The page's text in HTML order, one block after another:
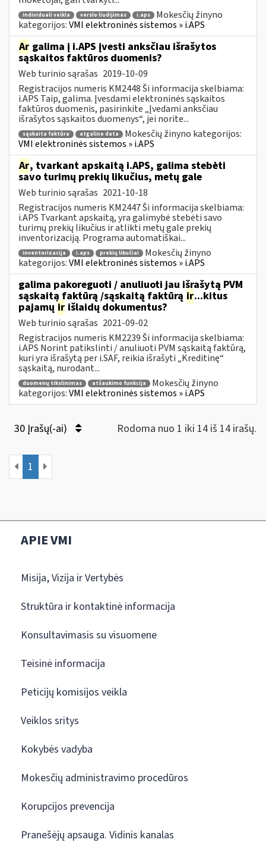
individuali veikla verslo liudijimas i.aps
Mokesčių žinyno
kategorijos:VMI elektroninės sistemos » i.APS
Ar galima į i.APS įvesti anksčiau išrašytos
sąskaitos faktūros duomenis?
Web turinio sąrašas 2019-10-09
Registracijos numeris KM2448 Ši informacija skelbiama:
i.APS Taip, galima. Įvesdami elektroninės sąskaitos
faktūros duomenis, pasirinkite „Įvedami anksčiau
išrašytos sąskaitos duomenys“, jei norite...
sąskaita faktūra atgaline data
Mokesčių žinyno kategorijos:
VMI elektroninės sistemos » i.APS
Ar, tvarkant apskaitą i.APS, galima stebėti
savo turimų prekių likučius, metų gale
Web turinio sąrašas 2021-10-18
Registracijos numeris KM2447 Ši informacija skelbiama:
i.APS Tvarkant apskaitą, yra galimybė stebėti savo
turimų prekių likučius ir atlikti metų gale prekių
inventorizaciją. Programa automatiškai...
inventorizacija i.aps prekių likučiai
Mokesčių žinyno
kategorijos:VMI elektroninės sistemos » i.APS
galima pakoreguoti / anuliuoti jau išrašytą PVM
sąskaitą faktūrą /sąskaitą faktūrą ir...kitus
pajamų ir išlaidų dokumentus?
Web turinio sąrašas 2021-09-02
Registracijos numeris KM2239 Ši informacija skelbiama:
i.APS Norint patikslinti / anuliuoti PVM sąskaitą faktūrą,
kuri yra išrašytą per i.SAF, reikia išrašyti „Kreditinę“
sąskaitą, nurodant...
duomenų tikslinimas atšaukimo funkcija
Mokesčių žinyno
kategorijos:VMI elektroninės sistemos » i.APS
30 Įrašų(-ai) Rodoma nuo 1 iki 14 iš 14 irašų.
1
APIE VMI
Misija, Vizija ir Vertybės
Struktūra ir kontaktinė informacija
Konsultavimasis su visuomene
Teisinė informacija
Peticijų komisijos veikla
Veiklos sritys
Kokybės vadyba
Mokesčių administravimo procedūros
Korupcijos prevencija
Pranešėjų apsauga. Vidinis kanalas